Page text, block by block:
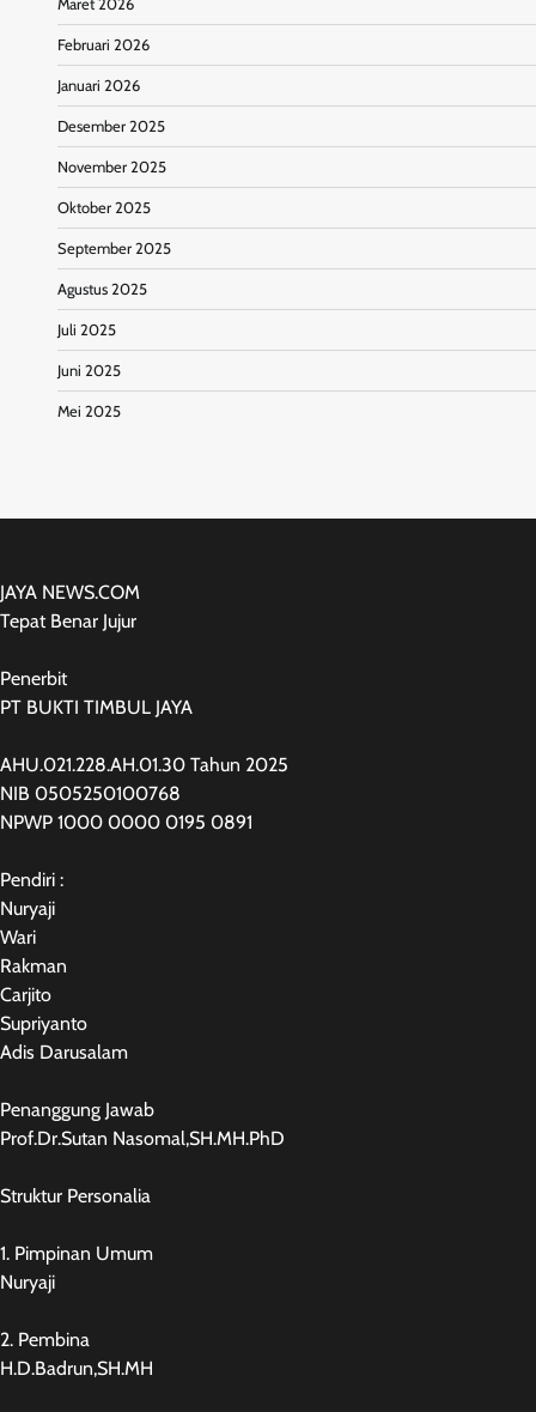
Maret 2026
Februari 2026
Januari 2026
Desember 2025
November 2025
Oktober 2025
September 2025
Agustus 2025
Juli 2025
Juni 2025
Mei 2025
JAYA NEWS.COM
Tepat Benar Jujur
Penerbit
PT BUKTI TIMBUL JAYA
AHU.021.228.AH.01.30 Tahun 2025
NIB 0505250100768
NPWP 1000 0000 0195 0891
Pendiri :
Nuryaji
Wari
Rakman
Carjito
Supriyanto
Adis Darusalam
Penanggung Jawab
Prof.Dr.Sutan Nasomal,SH.MH.PhD
Struktur Personalia
1. Pimpinan Umum
Nuryaji
2. Pembina
H.D.Badrun,SH.MH